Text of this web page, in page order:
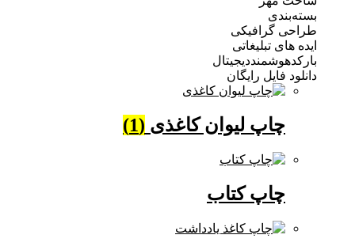
گرافیکی
تبلیغاتی
فایل رایگان
چاپ لیوان کاغذی(1)
چاپ کتاب